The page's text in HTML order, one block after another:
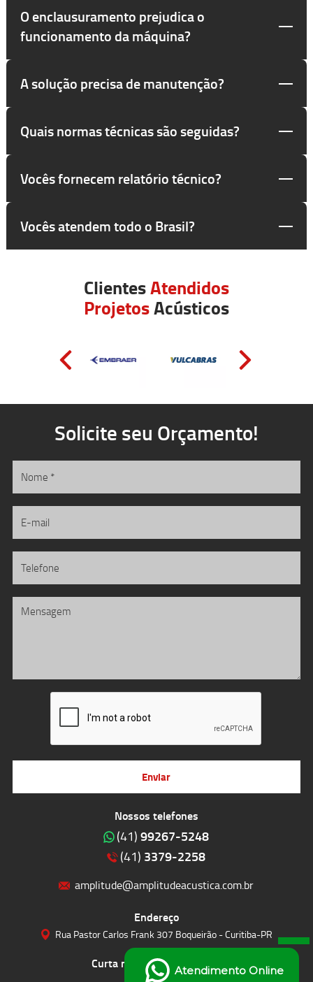
O enclausuramento prejudica o
funcionamento da máquina?
A solução precisa de manutenção?
Quais normas técnicas são seguidas?
Vocês fornecem relatório técnico?
Vocês atendem todo o Brasil?
ClientesAtendidos
ProjetosAcústicos
Nossos telefones
(41) 99267-5248
(41) 3379-2258
amplitude@amplitudeacustica.com.br
Endereço
Rua Pastor Carlos Frank 307 Boqueirão - Curitiba-PR
Curta nossas redes sociais
Solicite seu Orçamento!
Enviar
Atendimento Online